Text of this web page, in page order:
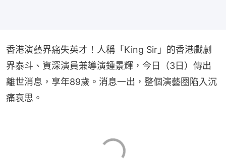
香港演藝界痛失英才！人稱「King Sir」的香港戲劇
界泰斗、資深演員兼導演鍾景輝，今日（3日）傳出
離世消息，享年89歲。消息一出，整個演藝圈陷入沉
痛哀思。